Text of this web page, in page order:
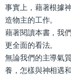
事實上，藉著根據
造物主的工作。
藉著閱讀本書，我
更全面的看法。
無論我們的主導氣
養，怎樣與神相遇